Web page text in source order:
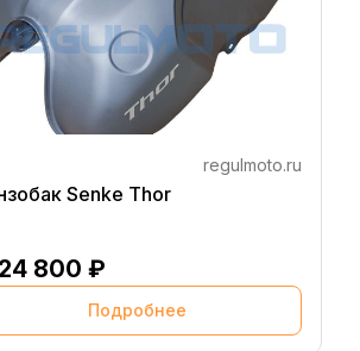
regulmoto.ru
Senke Thor
24 800 ₽
Подробнее